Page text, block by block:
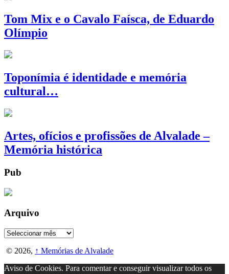
Tom Mix e o Cavalo Faísca, de Eduardo
Olímpio
Toponímia é identidade e memória
cultural…
Artes, ofícios e profissões de Alvalade –
Memória histórica
Pub
Arquivo
Arquivo
© 2026, ↑ Memórias de Alvalade
Aviso de Cookies. Para comentar e conseguir visualizar todos os